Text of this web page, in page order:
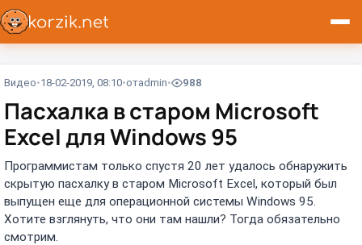
Видео 18-02-2019, 08:10 отadmin 988
Пасхалка в старом Microsoft
Excel для Windows 95
Программистам только спустя 20 лет удалось обнаружить
скрытую пасхалку в старом Microsoft Excel, который был
выпущен еще для операционной системы Windows 95.
Хотите взглянуть, что они там нашли? Тогда обязательно
смотрим.